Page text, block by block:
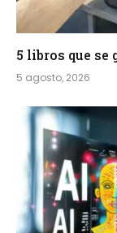
5 libros que
5 agosto, 2026